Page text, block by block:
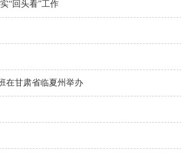
“回头看”工作
在甘肃省临夏州举办